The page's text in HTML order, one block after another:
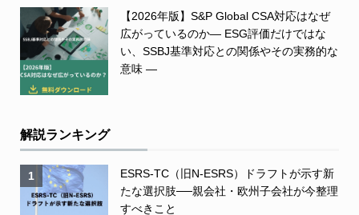
【2026年版】S&P Global CSA対応はなぜ
広がっているのか― ESG評価だけではな
い、SSBJ基準対応との関係やその実務的な
意味 ―
解説ランキング
1
ESRS-TC（旧N-ESRS）ドラフトが示す新
たな選択肢──親会社・欧州子会社が今整理
すべきこと